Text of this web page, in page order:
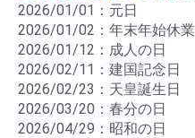
2026/01/01：元日
2026/01/02：年末年始休業
2026/01/12：成人の日
2026/02/11：建国記念日
2026/02/23：天皇誕生日
2026/03/20：春分の日
2026/04/29：昭和の日